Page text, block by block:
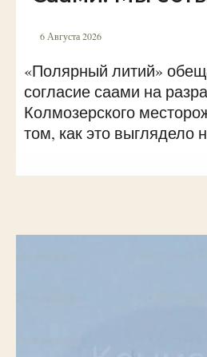
6 Августа 2026
«Полярный литий»
согласие саами на
Колмозерского
том, как это выглядело